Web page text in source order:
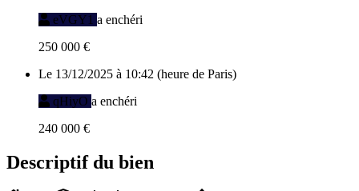
eVGY1 a enchéri
250 000 €
Le 13/12/2025 à 10:42 (heure de Paris)
qHiyO a enchéri
240 000 €
Descriptif du bien